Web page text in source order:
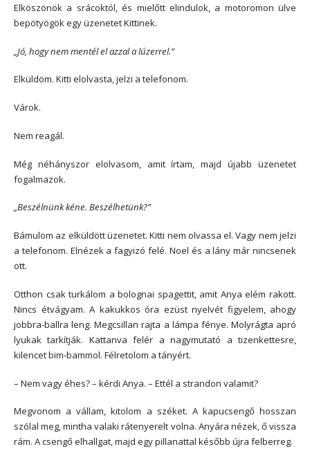
Elköszönök a srácoktól, és mielőtt elindulok, a motoromon ülve
bepötyögök egy üzenetet Kittinek.
„Jó, hogy nem mentél el azzal a lúzerrel.”
Elküldöm. Kitti elolvasta, jelzi a telefonom.
Várok.
Nem reagál.
Még néhányszor elolvasom, amit írtam, majd újabb üzenetet
fogalmazok.
„Beszélnünk kéne. Beszélhetünk?”
Bámulom az elküldött üzenetet. Kitti nem olvassa el. Vagy nem jelzi
a telefonom. Elnézek a fagyizó felé. Noel és a lány már nincsenek
ott.
Otthon csak turkálom a bolognai spagettit, amit Anya elém rakott.
Nincs étvágyam. A kakukkos óra ezüst nyelvét figyelem, ahogy
jobbra-ballra leng. Megcsillan rajta a lámpa fénye. Molyrágta apró
lyukak tarkítják. Kattanva felér a nagymutató a tizenkettesre,
kilencet bim-bammol. Félretolom a tányért.
– Nem vagy éhes? – kérdi Anya. – Ettél a strandon valamit?
Megvonom a vállam, kitolom a széket. A kapucsengő hosszan
szólal meg, mintha valaki rátenyerelt volna. Anyára nézek, ő vissza
rám. A csengő elhallgat, majd egy pillanattal később újra felberreg.